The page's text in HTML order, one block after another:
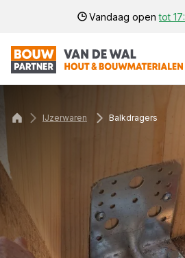
Vandaag opentot
IJzerwaren Balkdragers